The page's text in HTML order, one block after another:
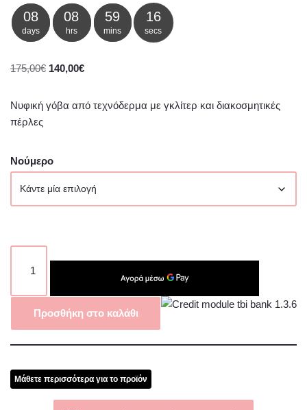
08
days
08
hrs
59
mins
16
secs
175,00€ 140,00€
Νυφική γόβα από τεχνόδερμα με γκλίτερ και διακοσμητικές
πέρλες
Νούμερο
Προσθήκη στο καλάθι
Μάθετε περισσότερα για το προϊόν